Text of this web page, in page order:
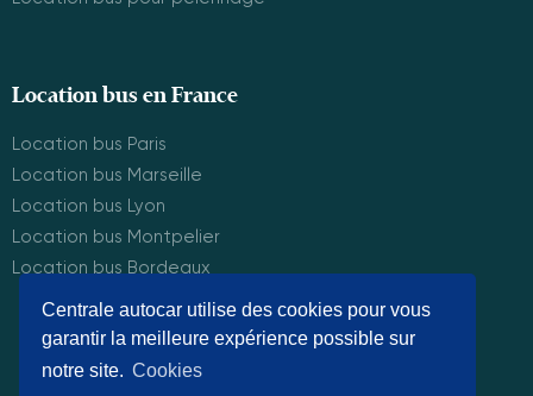
Centrale autocar utilise des cookies pour vous
garantir la meilleure expérience possible sur
notre site. Cookies
Location bus en France
Location bus Paris
Location bus Marseille
Location bus Lyon
Location bus Montpelier
Location bus Bordeaux
© Centrale Autocar 2025. Tous droits réservés.